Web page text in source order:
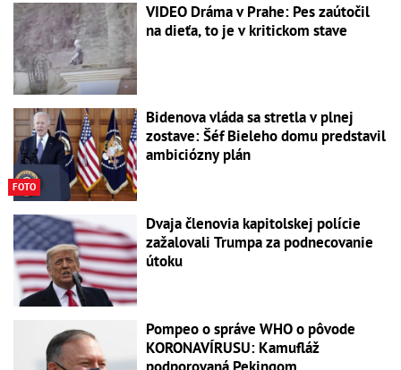
VIDEO Dráma v Prahe: Pes zaútočil
na dieťa, to je v kritickom stave
FOTO
Bidenova vláda sa stretla v plnej
zostave: Šéf Bieleho domu predstavil
ambiciózny plán
Dvaja členovia kapitolskej polície
zažalovali Trumpa za podnecovanie
útoku
Pompeo o správe WHO o pôvode
KORONAVÍRUSU: Kamufláž